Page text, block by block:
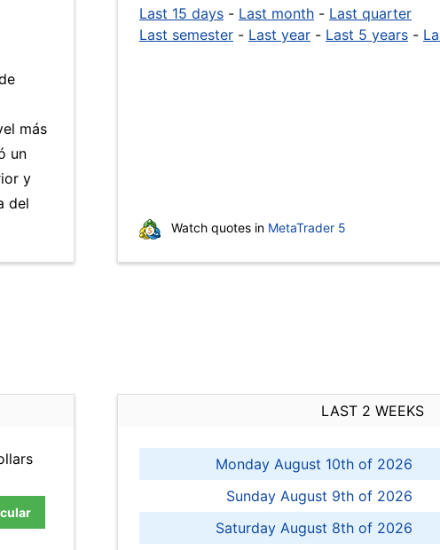
más
un
y
del
Last 15 days - Last month - Last quarter
Last semester - Last year - Last 5 years -
Watch quotes in MetaTrader 5
LAST 2 WEEKS
Monday August 10th of 2026
Sunday August 9th of 2026
Saturday August 8th of 2026